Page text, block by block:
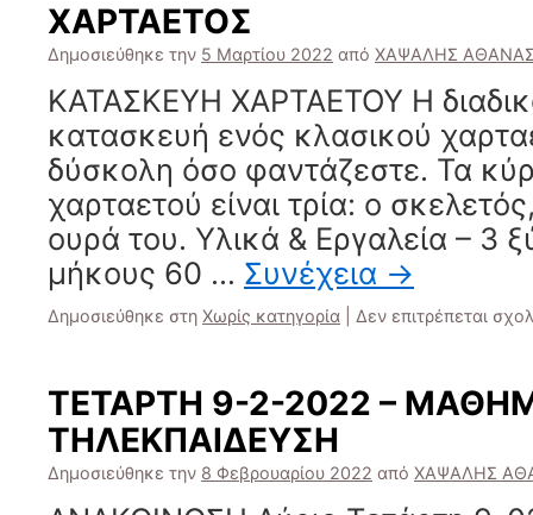
ΧΑΡΤΑΕΤΟΣ
Δημοσιεύθηκε την 5 Μαρτίου 2022 από ΧΑΨΑΛΗΣ
ΚΑΤΑΣΚΕΥΗ ΧΑΡΤΑΕΤΟΥ Η
κατασκευή ενός κλασικού
δύσκολη όσο φαντάζεστε. Τα
χαρταετού είναι τρία: ο
ουρά του. Υλικά & Εργαλεία – 3
μήκους 60 … Συνέχεια →
Δημοσιεύθηκε στη Χωρίς κατηγορία Δεν επιτρέπεται
ΤΕΤΑΡΤΗ 9-2-2022 –
ΤΗΛΕΚΠΑΙΔΕΥΣΗ
Δημοσιεύθηκε την 8 Φεβρουαρίου 2022 από ΧΑΨΑΛΗΣ